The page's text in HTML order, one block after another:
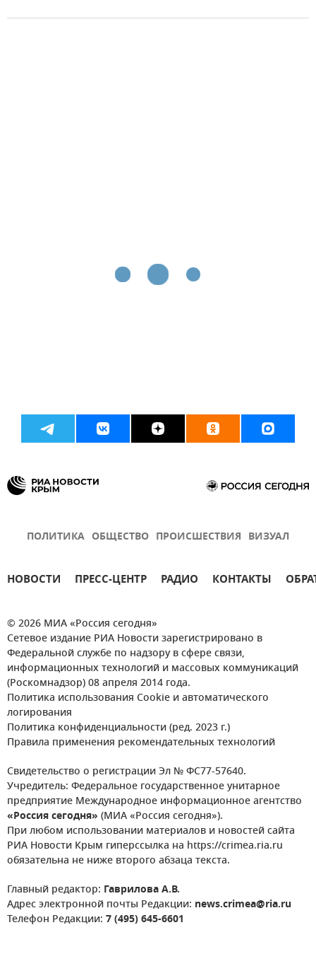
ПОЛИТИКА ОБЩЕСТВО ПРОИСШЕСТВИЯ ВИЗУАЛ
НОВОСТИ ПРЕСС-ЦЕНТР РАДИО КОНТАКТЫ
© 2026 МИА «Россия сегодня»
Сетевое издание РИА Новости зарегистрировано в
Федеральной службе по надзору в сфере связи,
информационных технологий и массовых коммуникаций
(Роскомнадзор) 08 апреля 2014 года.
Политика использования Cookie и автоматического
логирования
Политика конфиденциальности (ред. 2023 г.)
Правила применения рекомендательных технологий
Свидетельство о регистрации Эл № ФС77-57640.
Учредитель: Федеральное государственное унитарное
предприятие Международное информационное агентство
«Россия сегодня» (МИА «Россия сегодня»).
При любом использовании материалов и новостей сайта
РИА Новости Крым гиперссылка на https://crimea.ria.ru
обязательна не ниже второго абзаца текста.
Главный редактор: Гаврилова А.В.
Адрес электронной почты Редакции: news.crimea@ria.ru
Телефон Редакции: 7 (495) 645-6601